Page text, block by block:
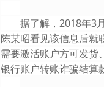
据了解，2018年3月
陈某昭看见该信息后就
需要激活账户方可发货
银行账户转账诈骗结算